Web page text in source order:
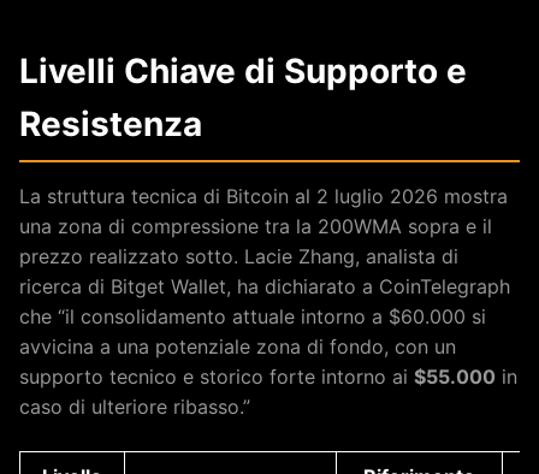
Livelli Chiave di Supporto e
Resistenza
La struttura tecnica di Bitcoin al 2 luglio 2026 mostra
una zona di compressione tra la 200WMA sopra e il
prezzo realizzato sotto. Lacie Zhang, analista di
ricerca di Bitget Wallet, ha dichiarato a CoinTelegraph
che “il consolidamento attuale intorno a $60.000 si
avvicina a una potenziale zona di fondo, con un
supporto tecnico e storico forte intorno ai $55.000 in
caso di ulteriore ribasso.”